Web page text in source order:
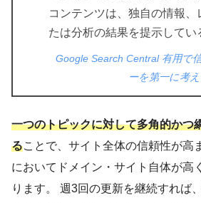
コンテンツは、独自の情報、
たは分析の結果を提示してい
Google Search Central 有用で
ーを第一に考
一つのトピックに対して多角的かつ
ることで、サイト全体の信頼性が高
においてドメイン・サイト自体が高
ります。 週3回の更新を継続すれば